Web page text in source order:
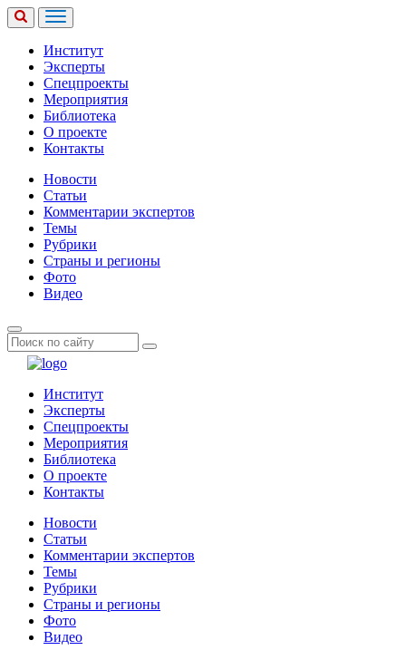
Институт
Эксперты
Спецпроекты
Мероприятия
Библиотека
О проекте
Контакты
Новости
Статьи
Комментарии экспертов
Темы
Рубрики
Страны и регионы
Фото
Видео
Институт
Эксперты
Спецпроекты
Мероприятия
Библиотека
О проекте
Контакты
Новости
Статьи
Комментарии экспертов
Темы
Рубрики
Страны и регионы
Фото
Видео